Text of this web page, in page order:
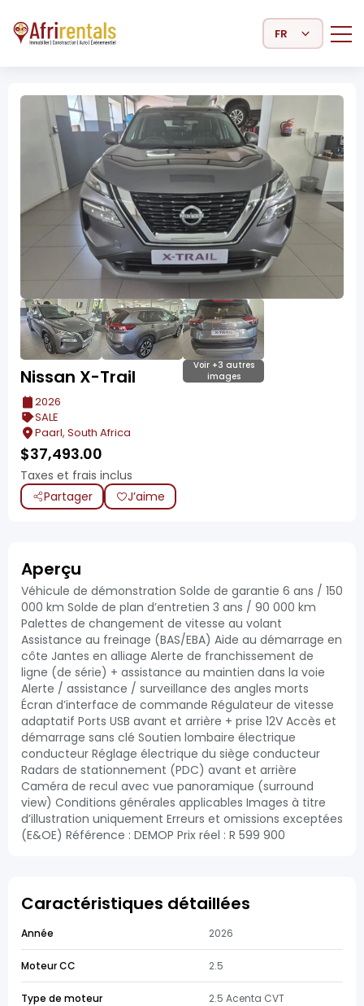
Select Language
Voir +3 autres
images
Nissan X-Trail
2026
SALE
Paarl, South Africa
$37,493.00
Taxes et frais inclus
Partager
J’aime
Aperçu
Véhicule de démonstration Solde de garantie 6 ans / 150
000 km Solde de plan d’entretien 3 ans / 90 000 km
Palettes de changement de vitesse au volant
Assistance au freinage (BAS/EBA) Aide au démarrage en
côte Jantes en alliage Alerte de franchissement de
ligne (de série) + assistance au maintien dans la voie
Alerte / assistance / surveillance des angles morts
Écran d’interface de commande Régulateur de vitesse
adaptatif Ports USB avant et arrière + prise 12V Accès et
démarrage sans clé Soutien lombaire électrique
conducteur Réglage électrique du siège conducteur
Radars de stationnement (PDC) avant et arrière
Caméra de recul avec vue panoramique (surround
view) Conditions générales applicables Images à titre
d’illustration uniquement Erreurs et omissions exceptées
(E&OE) Référence : DEMOP Prix réel : R 599 900
Caractéristiques détaillées
Année 2026
Moteur CC 2.5
Type de moteur 2.5 Acenta CVT